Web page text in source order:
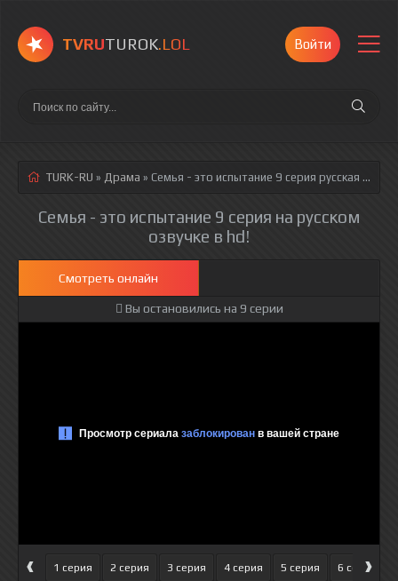
TVRUTUROK.LOL Войти
TURK-RU » Драма » Семья - это испытание 9 серия русская озвучка полностью смотреть онлайн!
Семья - это испытание 9 серия на русском
озвучке в hd!
Смотреть онлайн
Вы остановились на 9 серии
‹ 1 серия 2 серия 3 серия 4 серия 5 серия 6 серия
›